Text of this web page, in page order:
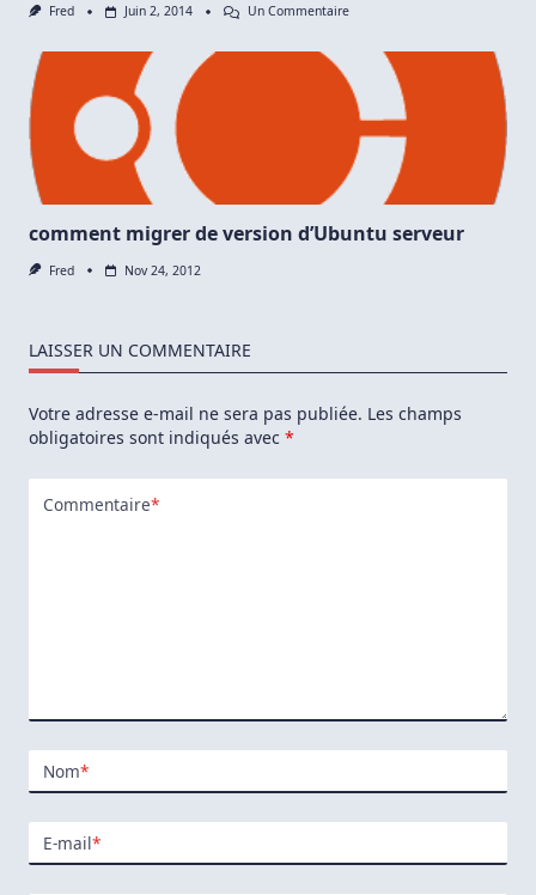
Fred Juin 2, 2014 Un CommentaireSur
Connaître
La
Vitesse
De
Transfert
Et
De
Lecture
Disque
SATA
comment migrer de version d’Ubuntu serveur
Fred Nov 24, 2012
LAISSER UN COMMENTAIRE
Votre adresse e-mail ne sera pas publiée. Les champs
obligatoires sont indiqués avec *
Commentaire*
Nom*
E-mail*